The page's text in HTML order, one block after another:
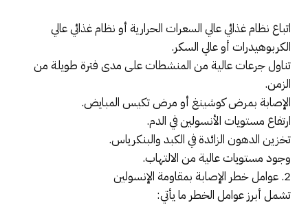
اتباع نظام غذائي عالي السعرات الحرارية أو نظام غذائي عالي
الكربوهيدرات أو عالي السكر.
تناول جرعات عالية من المنشطات على مدى فترة طويلة من
الزمن.
الإصابة بمرض كوشينغ أو مرض تكيس المبايض.
ارتفاع مستويات الأنسولين في الدم.
تخزين الدهون الزائدة في الكبد والبنكرياس.
وجود مستويات عالية من الالتهاب.
2. عوامل خطر الإصابة بمقاومة الإنسولين
تشمل أبرز عوامل الخطر ما يأتي: